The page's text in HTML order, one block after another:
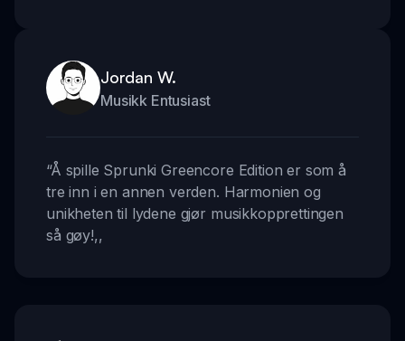
Jordan W.
Musikk Entusiast
“Å spille Sprunki Greencore Edition er som å
tre inn i en annen verden. Harmonien og
unikheten til lydene gjør musikkopprettingen
så gøy!,,